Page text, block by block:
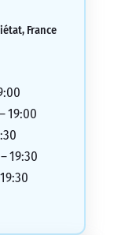
France
19:00
19:30